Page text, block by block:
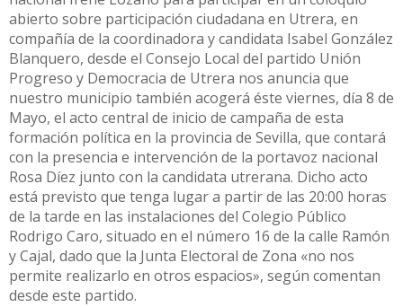
abierto sobre participación ciudadana en Utrera, en
compañía de la coordinadora y candidata Isabel González
Blanquero, desde el Consejo Local del partido Unión
Progreso y Democracia de Utrera nos anuncia que
nuestro municipio también acogerá éste viernes, día 8 de
Mayo, el acto central de inicio de campaña de esta
formación política en la provincia de Sevilla, que contará
con la presencia e intervención de la portavoz nacional
Rosa Díez junto con la candidata utrerana. Dicho acto
está previsto que tenga lugar a partir de las 20:00 horas
de la tarde en las instalaciones del Colegio Público
Rodrigo Caro, situado en el número 16 de la calle Ramón
y Cajal, dado que la Junta Electoral de Zona «no nos
permite realizarlo en otros espacios», según comentan
desde este partido.